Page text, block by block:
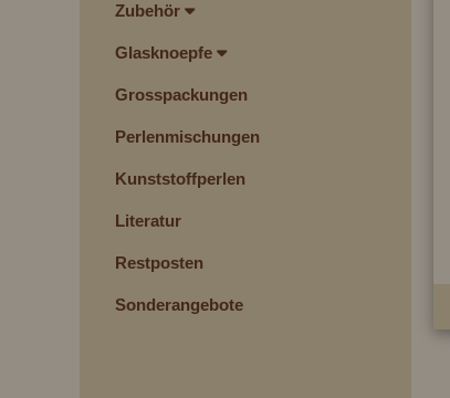
Zubehör
Glasknoepfe
Grosspackungen
Perlenmischungen
Kunststoffperlen
Literatur
Restposten
Sonderangebote